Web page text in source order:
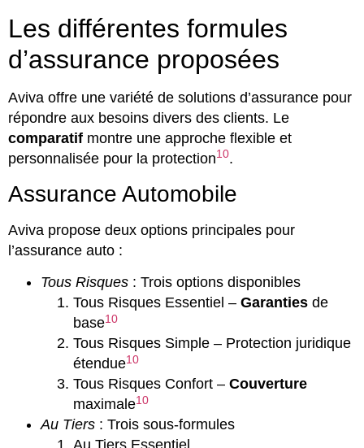
Les différentes formules
d’assurance proposées
Aviva offre une variété de solutions d’assurance pour
répondre aux besoins divers des clients. Le
comparatif montre une approche flexible et
personnalisée pour la protection10.
Assurance Automobile
Aviva propose deux options principales pour
l’assurance auto :
Tous Risques : Trois options disponibles
Tous Risques Essentiel – Garanties de
base10
Tous Risques Simple – Protection juridique
étendue10
Tous Risques Confort – Couverture
maximale10
Au Tiers : Trois sous-formules